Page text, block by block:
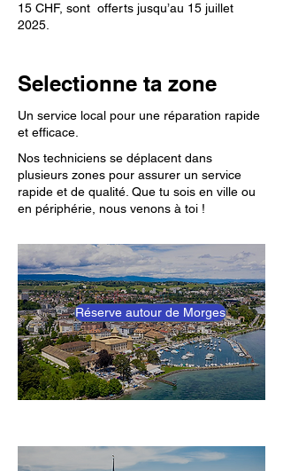
15 CHF, sont offerts jusqu’au 15 juillet
2025.
Selectionne ta zone
Un service local pour une réparation rapide
et efficace.
Nos techniciens se déplacent dans
plusieurs zones pour assurer un service
rapide et de qualité. Que tu sois en ville ou
en périphérie, nous venons à toi !
Réserve autour de Morges